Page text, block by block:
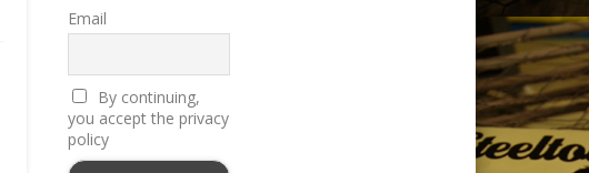
Email
By continuing,
you accept the privacy
policy